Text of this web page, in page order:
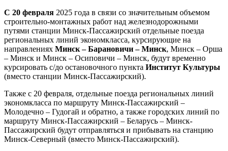
С 20 февраля 2025 года в связи со значительным объемом
строительно-монтажных работ над железнодорожными
путями станции Минск-Пассажирский отдельные поезда
региональных линий экономкласса, курсирующие на
направлениях Минск – Барановичи – Минск, Минск – Орша
– Минск и Минск – Осиповичи – Минск, будут временно
курсировать с/до остановочного пункта Институт Культуры
(вместо станции Минск-Пассажирский).
Также с 20 февраля, отдельные поезда региональных линий
экономкласса по маршруту Минск-Пассажирский –
Молодечно – Гудогай и обратно, а также городских линий по
маршруту Минск-Пассажирский – Беларусь – Минск-
Пассажирский будут отправляться и прибывать на станцию
Минск-Северный (вместо Минск-Пассажирский).